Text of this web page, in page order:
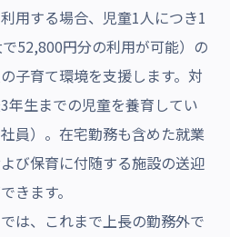
用する場合、児童1人につき1
52,800円分の利用が可能）の
子育て環境を支援します。対
年生までの児童を養育してい
員）。在宅勤務も含めた就業
び保育に付随する施設の送迎
きます。
は、これまで上長の勤務外で